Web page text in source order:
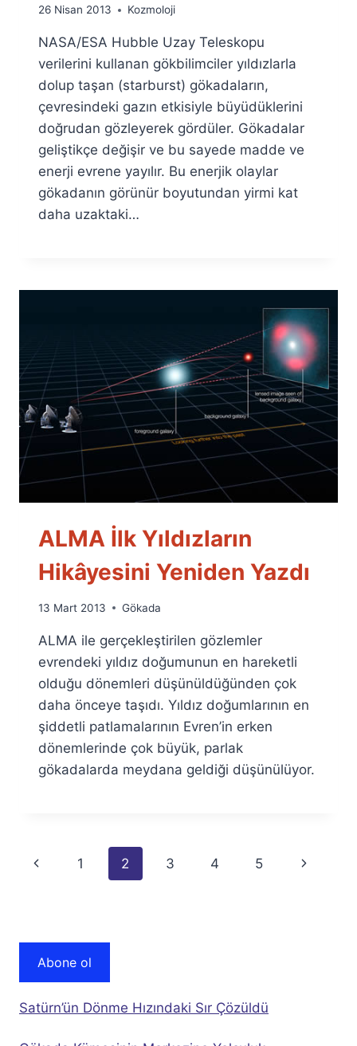
By
Fuat
Özyar
26 Nisan 2013 Kozmoloji
NASA/ESA Hubble Uzay Teleskopu
verilerini kullanan gökbilimciler yıldızlarla
dolup taşan (starburst) gökadaların,
çevresindeki gazın etkisiyle büyüdüklerini
doğrudan gözleyerek gördüler. Gökadalar
geliştikçe değişir ve bu sayede madde ve
enerji evrene yayılır. Bu enerjik olaylar
gökadanın görünür boyutundan yirmi kat
daha uzaktaki…
ALMA İlk Yıldızların
Hikâyesini Yeniden Yazdı
By
Fuat
Özyar
13 Mart 2013 Gökada
ALMA ile gerçekleştirilen gözlemler
evrendeki yıldız doğumunun en hareketli
olduğu dönemleri düşünüldüğünden çok
daha önceye taşıdı. Yıldız doğumlarının en
şiddetli patlamalarının Evren’in erken
dönemlerinde çok büyük, parlak
gökadalarda meydana geldiği düşünülüyor.
Page
Previous
1 2 3 4 5
Next
Abone ol
Satürn’ün Dönme Hızındaki Sır Çözüldü